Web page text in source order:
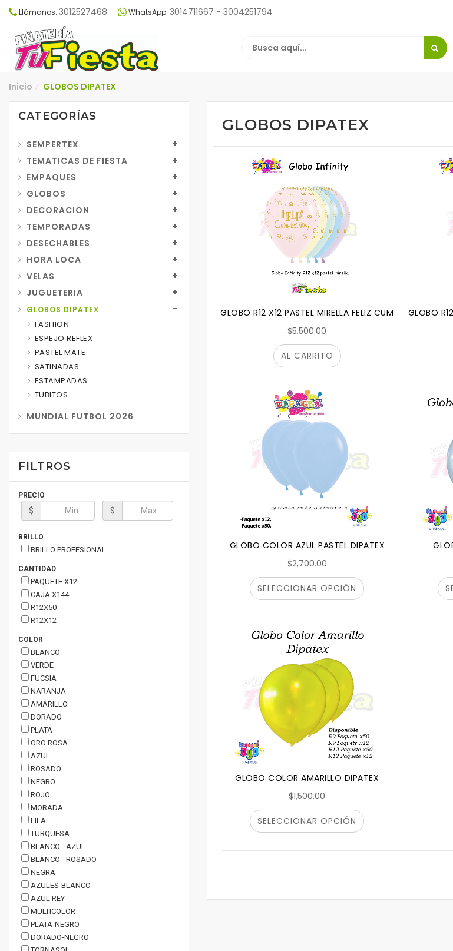
Llámanos: 3012527468 WhatsApp: 3014711667 - 3004251794
Inicio / GLOBOS DIPATEX
GLOBOS DIPATEX
GLOBO R12 X12 PASTEL MIRELLA FELIZ CUMPLEAÑOS
$5,500.00
AL CARRITO
GLOBO
GLOBO COLOR AZUL PASTEL DIPATEX
$2,700.00
SELECCIONAR OPCIÓN
GLOBO COLOR AMARILLO DIPATEX
$1,500.00
SELECCIONAR OPCIÓN
CATEGORÍAS
SEMPERTEX
TEMATICAS DE FIESTA
EMPAQUES
GLOBOS
DECORACION
TEMPORADAS
DESECHABLES
HORA LOCA
VELAS
JUGUETERIA
GLOBOS DIPATEX
FASHION
ESPEJO REFLEX
PASTEL MATE
SATINADAS
ESTAMPADAS
TUBITOS
MUNDIAL FUTBOL 2026
FILTROS
PRECIO
$ $
BRILLO
BRILLO PROFESIONAL
CANTIDAD
PAQUETE X12
CAJA X144
R12X50
R12X12
COLOR
BLANCO
VERDE
FUCSIA
NARANJA
AMARILLO
DORADO
PLATA
ORO ROSA
AZUL
ROSADO
NEGRO
ROJO
MORADA
LILA
TURQUESA
BLANCO - AZUL
BLANCO - ROSADO
NEGRA
AZULES-BLANCO
AZUL REY
MULTICOLOR
PLATA-NEGRO
DORADO-NEGRO